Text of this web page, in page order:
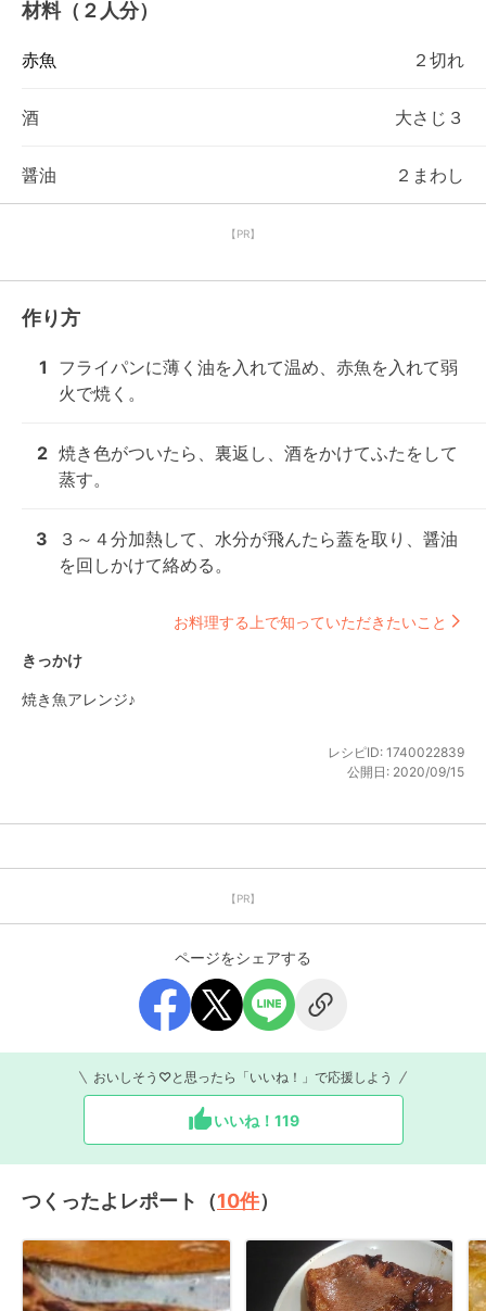
材料（２人分）
赤魚 ２切れ
酒 大さじ３
醤油 ２まわし
【PR】
作り方
1
フライパンに薄く油を入れて温め、赤魚を入れて弱
火で焼く。
2 焼き色がついたら、裏返し、酒をかけてふたをして
蒸す。
3
３～４分加熱して、水分が飛んたら蓋を取り、醤油
を回しかけて絡める。
お料理する上で知っていただきたいこと
きっかけ
焼き魚アレンジ♪
レシピID: 1740022839
公開日: 2020/09/15
【PR】
ページをシェアする
おいしそう♡と思ったら「いいね！」で応援しよう
いいね！ 119
つくったよレポート（10件）